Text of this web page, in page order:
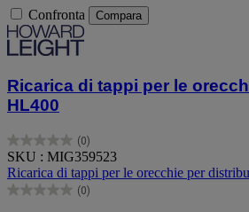
Confronta Compara
Ricarica di tappi per le
HL400
(0)
0.0
su
5
stelle.
SKU : MIG359523
Ricarica di tappi per le orecchie per
(0)
0.0